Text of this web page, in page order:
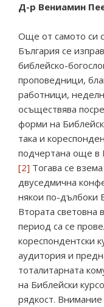
Д-р Вениамин
Още от самото си
България се
библейско-
проповедници,
работници,
осъществява
форми на
така и
подчертана още в
[2] Тогава се
двуседмична
някои по-дълбоки
Втората световна
период са се
кореспондентски
аудитория и
тоталитарната
на Библейски
рядкост. Внимание